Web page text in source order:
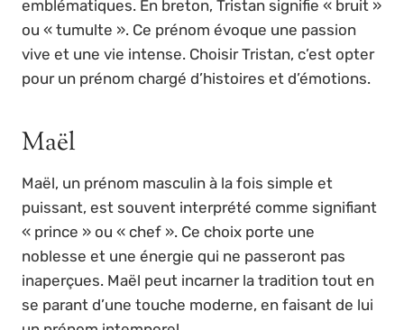
emblématiques. En breton, Tristan signifie « bruit »
ou « tumulte ». Ce prénom évoque une passion
vive et une vie intense. Choisir Tristan, c’est opter
pour un prénom chargé d’histoires et d’émotions.
Maël
Maël, un prénom masculin à la fois simple et
puissant, est souvent interprété comme signifiant
« prince » ou « chef ». Ce choix porte une
noblesse et une énergie qui ne passeront pas
inaperçues. Maël peut incarner la tradition tout en
se parant d’une touche moderne, en faisant de lui